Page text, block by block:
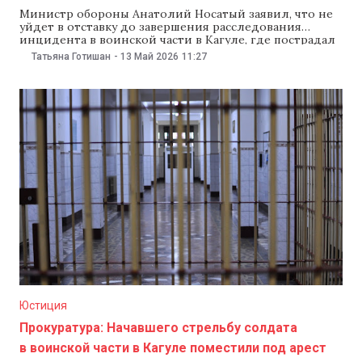
Министр обороны Анатолий Носатый заявил, что не
уйдет в отставку до завершения расследования
инцидента в воинской части в Кагуле, где пострадал
18-летний призывник и погиб 16-летний подросток.
семье погибшего и призвал «не спекулировать вокруг
дела». «Что касается
Татьяна Готишан - 13 Май 2026 11:27
Юстиция
Прокуратура: Начавшего стрельбу солдата
в воинской части в Кагуле поместили под арест